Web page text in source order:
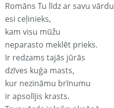
Romāns Tu līdz ar savu vārdu
esi ceļinieks,
kam visu mūžu
neparasto meklēt prieks.
Ir redzams tajās jūrās
dzīves kuģa masts,
kur nezināmu brīnumu
ir apsolījis krasts.